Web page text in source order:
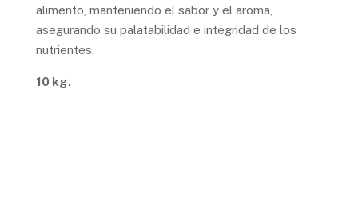
alimento, manteniendo el sabor y el aroma,
asegurando su palatabilidad e integridad de los
nutrientes.
10 kg.